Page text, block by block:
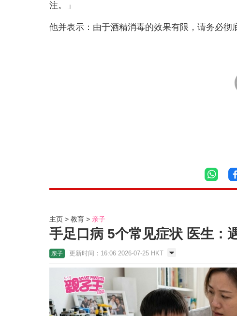
注。」
他并表示：由于酒精消毒的效果有限，请务必彻
主页 教育 亲子
手足口病 5个常见症状 医生：
亲子 更新时间：16:06 2026-07-25 HKT